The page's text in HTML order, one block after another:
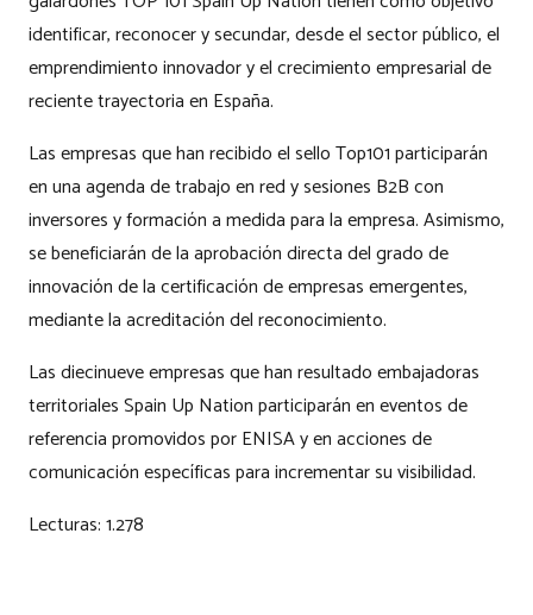
identificar, reconocer y secundar, desde el sector público, el
emprendimiento innovador y el crecimiento empresarial de
reciente trayectoria en España.
Las empresas que han recibido el sello Top101 participarán
en una agenda de trabajo en red y sesiones B2B con
inversores y formación a medida para la empresa. Asimismo,
se beneficiarán de la aprobación directa del grado de
innovación de la certificación de empresas emergentes,
mediante la acreditación del reconocimiento.
Las diecinueve empresas que han resultado embajadoras
territoriales Spain Up Nation participarán en eventos de
referencia promovidos por ENISA y en acciones de
comunicación específicas para incrementar su visibilidad.
Lecturas:1.278